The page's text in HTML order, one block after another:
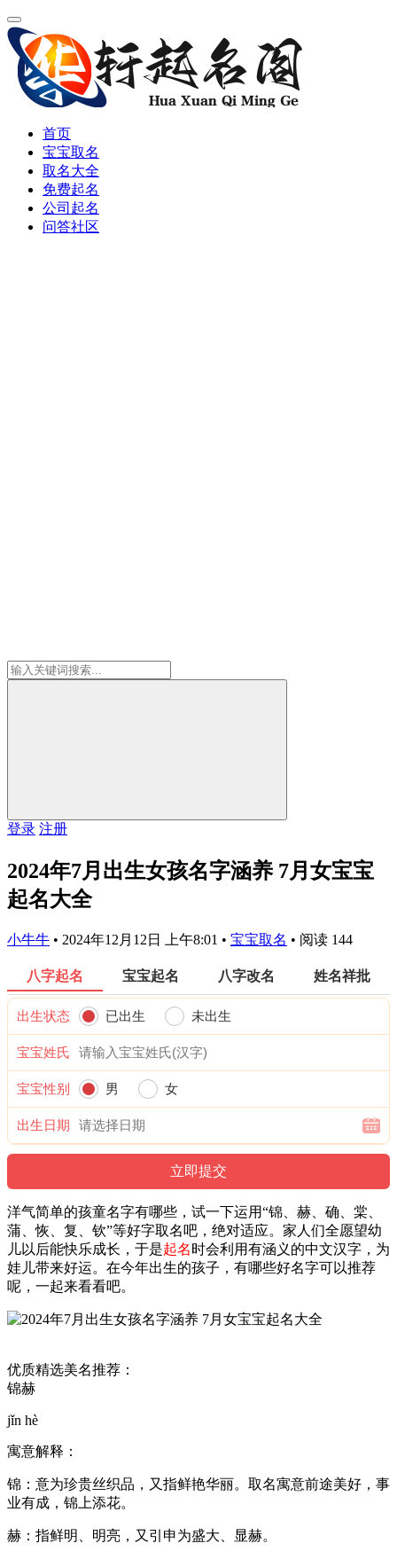
首页
宝宝取名
取名大全
免费起名
公司起名
问答社区
登录 注册
2024年7月出生女孩名字涵养 7月女宝宝
起名大全
小牛牛 • 2024年12月12日 上午8:01 • 宝宝取名 • 阅读 144
八字起名 宝宝起名 八字改名 姓名祥批
出生状态 已出生 未出生
宝宝姓氏
宝宝性别 男 女
出生日期
洋气简单的孩童名字有哪些，试一下运用“锦、赫、确、棠、
蒲、恢、复、钦”等好字取名吧，绝对适应。家人们全愿望幼
儿以后能快乐成长，于是起名时会利用有涵义的中文汉字，为
娃儿带来好运。在今年出生的孩子，有哪些好名字可以推荐
呢，一起来看看吧。
优质精选美名推荐：
锦赫
jǐn hè
寓意解释：
锦：意为珍贵丝织品，又指鲜艳华丽。取名寓意前途美好，事
业有成，锦上添花。
赫：指鲜明、明亮，又引申为盛大、显赫。